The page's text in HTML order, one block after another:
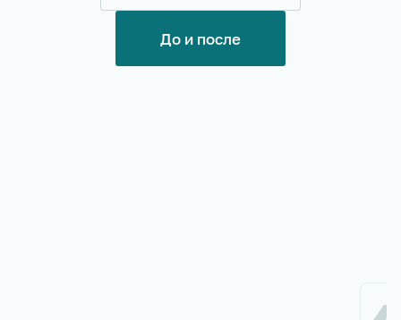
До и после